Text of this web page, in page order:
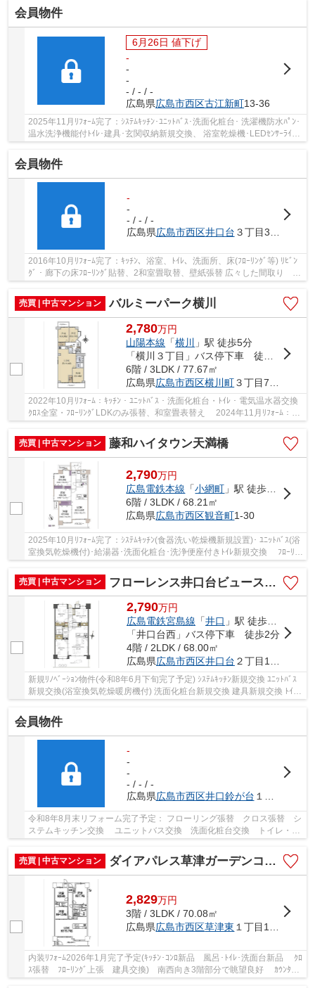
会員物件
6月26日 値下げ
-
-
-
- / - / -
広島県広島市西区古江新町13-36
2025年11月ﾘﾌｫｰﾑ完了：ｼｽﾃﾑｷｯﾁﾝ･ﾕﾆｯﾄﾊﾞｽ･洗面化粧台･ 洗濯機防水ﾊﾟﾝ･
温水洗浄機能付ﾄｲﾚ･建具･玄関収納新規交換、 浴室乾燥機･LEDｾﾝｻｰﾗｲﾄ･
会員物件
-
-
- / - / -
広島県広島市西区井口台 ３丁目37-3
2016年10月ﾘﾌｫｰﾑ完了：ｷｯﾁﾝ、浴室、ﾄｲﾚ、洗面所、床(ﾌﾛｰﾘﾝｸﾞ等) ﾘﾋﾞﾝ
ｸﾞ・廊下の床ﾌﾛｰﾘﾝｸﾞ貼替、2和室畳取替、壁紙張替 広々した間取り 多
売買 | 中古マンション
バルミーパーク横川
2,780万円
山陽本線 「横川
」駅 徒歩5分
6階 / 3LDK / 77.67㎡
広島県広島市西区横川町３丁目7-14
2022年10月ﾘﾌｫｰﾑ：ｷｯﾁﾝ・ﾕﾆｯﾄﾊﾞｽ・洗面化粧台・ﾄｲﾚ・電気温水器交換
ｸﾛｽ全室・ﾌﾛｰﾘﾝｸﾞLDKのみ張替、和室畳表替え 2024年11月ﾘﾌｫｰﾑ：洋
室約6.0帖ﾌﾛｰﾘﾝｸﾞ追い張り 北側洋室2部屋は二...
売買 | 中古マンション
藤和ハイタウン天満橋
2,790万円
広島電鉄本線 「小網町 」駅 徒歩2分
6階 / 3LDK / 68.21㎡
広島県広島市西区観音町1-30
2025年10月ﾘﾌｫｰﾑ完了：ｼｽﾃﾑｷｯﾁﾝ(食器洗い乾燥機新規設置)･ ﾕﾆｯﾄﾊﾞｽ(浴
室換気乾燥機付)･給湯器･洗面化粧台･洗浄便座付きﾄｲﾚ新規交換 ﾌﾛｰﾘﾝ
ｸﾞ･壁・天井ｸﾛｽ新規貼替 CF新規張替 建具･...
売買 | 中古マンション
フローレンス井口台ビューステージ
2,790万円
広島電鉄宮島線 「井口 」駅 徒歩18分
「井口台西」バス停下車 徒歩2分
4階 / 2LDK / 68.00㎡
広島県広島市西区井口台 ２丁目1-61
新規ﾘﾉﾍﾞｰｼｮﾝ物件(令和8年6月下旬完了予定) ｼｽﾃﾑｷｯﾁﾝ新規交換 ﾕﾆｯﾄﾊﾞｽ
新規交換(浴室換気乾燥暖房機付) 洗面化粧台新規交換 建具新規交換 ﾄｲﾚ
会員物件
-
-
-
- / - / -
広島県広島市西区井口鈴が台 １丁目2-9
令和8年8月末リフォーム完了予定： フローリング張替 クロス張替 シ
ステムキッチン交換 ユニットバス交換 洗面化粧台交換 トイレ・温
売買 | 中古マンション
ダイアパレス草津ガーデンコート
2,829万円
3階 / 3LDK / 70.08㎡
広島県広島市西区草津東 １丁目11-18
内装ﾘﾌｫｰﾑ2026年1月完了予定(ｷｯﾁﾝ･ｺﾝﾛ新品 風呂･ﾄｲﾚ･洗面台新品 ｸﾛ
ｽ張替 ﾌﾛｰﾘﾝｸﾞ上張 建具交換) 南西向き3階部分で眺望良好 ｶｳﾝﾀｰｼ